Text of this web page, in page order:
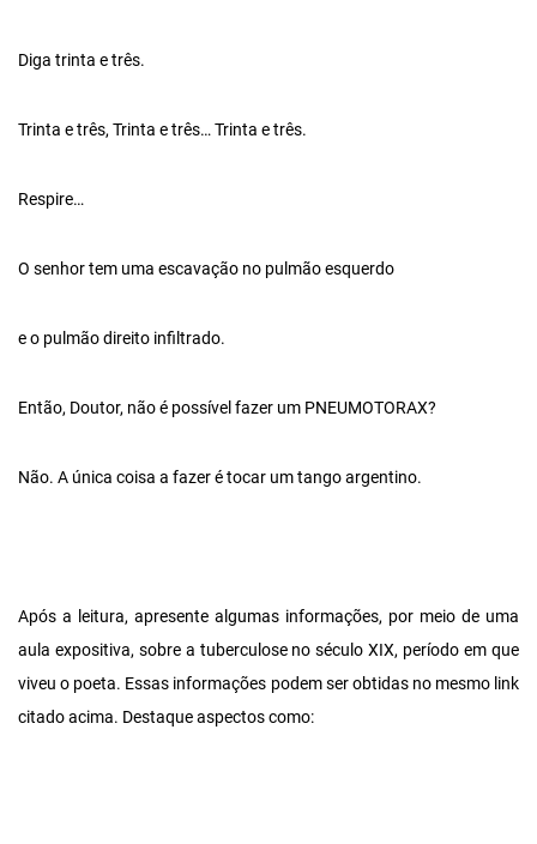
Diga trinta e três.
Trinta e três, Trinta e três… Trinta e três.
Respire…
O senhor tem uma escavação no pulmão esquerdo
e o pulmão direito infiltrado.
Então, Doutor, não é possível fazer um PNEUMOTORAX?
Não. A única coisa a fazer é tocar um tango argentino.
Após a leitura, apresente algumas informações, por meio de uma
aula expositiva, sobre a tuberculose no século XIX, período em que
viveu o poeta. Essas informações podem ser obtidas no mesmo link
citado acima. Destaque aspectos como: